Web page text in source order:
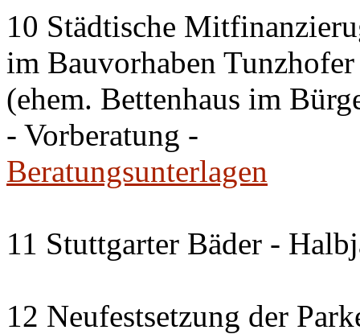
10 Städtische
im Bauvorhaben
(ehem. Bettenhaus im
- Vorberatung -
Beratungsunterlagen
11 Stuttgarter Bäder -
12 Neufestsetzung der